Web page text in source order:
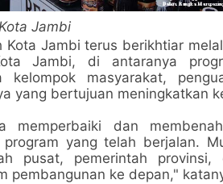
Jambi
Kota Jambi terus berikhtiar
Jambi, di antaranya
kelompok masyarakat,
yang bertujuan meningkatkan
memperbaiki dan
yang telah berjalan.
pusat, pemerintah
pembangunan ke depan,"